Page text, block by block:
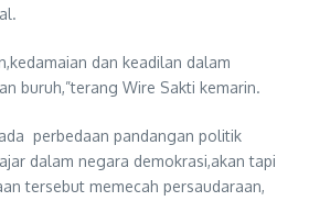
dan keadilan dalam
buruh,”terang Wire Sakti kemarin.
perbedaan pandangan politik
dalam negara demokrasi,akan tapi
tersebut memecah persaudaraan,